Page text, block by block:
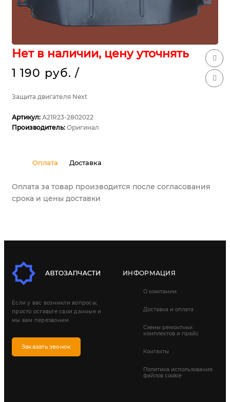
Нет в наличии, цену уточнять
1 190 руб. /
Защита двигателя Next
Артикул: А21R23-2802022
Производитель: Оригинал
Оплата Доставка
Оплата за товар производится после согласования
срока и цены доставки
Если у вас возникли вопросы,
просто оставьте свои данные и
мы вам перезвоним
Заказать звонок
ИНФОРМАЦИЯ
О компании
Доставка и оплата
Схемы ремонтных
комплектов и прайс
Контакты
Политика использования
файлов cookie